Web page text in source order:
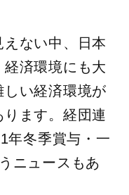
えない中、日本
済環境にも大
しい経済環境が
ます。経団連
年冬季賞与・一
ニュースもあ